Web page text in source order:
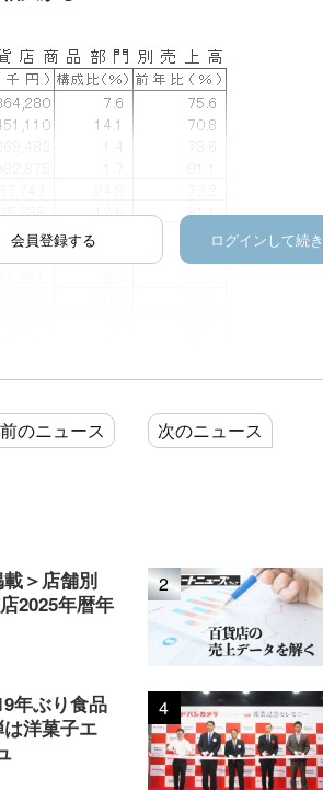
会員登録する ログインして続
前のニュース 次のニュース
＞店舗別
2025年暦年
2
年ぶり食品
洋菓子エ
4